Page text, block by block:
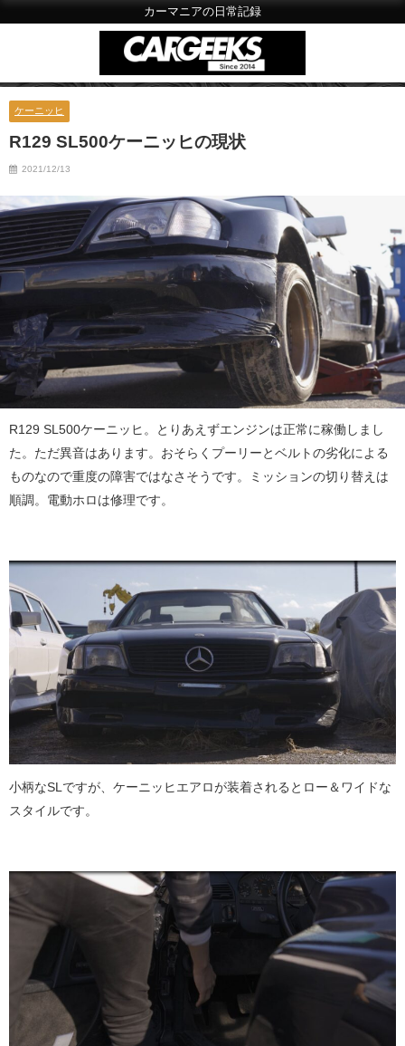
カーマニアの日常記録
ケーニッヒ
R129 SL500ケーニッヒの現状
2021/12/13
R129 SL500ケーニッヒ。とりあえずエンジンは正常に稼働しまし
た。ただ異音はあります。おそらくプーリーとベルトの劣化による
ものなので重度の障害ではなさそうです。ミッションの切り替えは
順調。電動ホロは修理です。
小柄なSLですが、ケーニッヒエアロが装着されるとロー＆ワイドな
スタイルです。